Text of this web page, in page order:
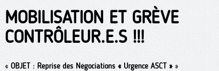
MOBILISATION ET GRÈVE
CONTRÔLEUR.E.S !!!
« OBJET : Reprise des Négociations « Urgence ASCT » »